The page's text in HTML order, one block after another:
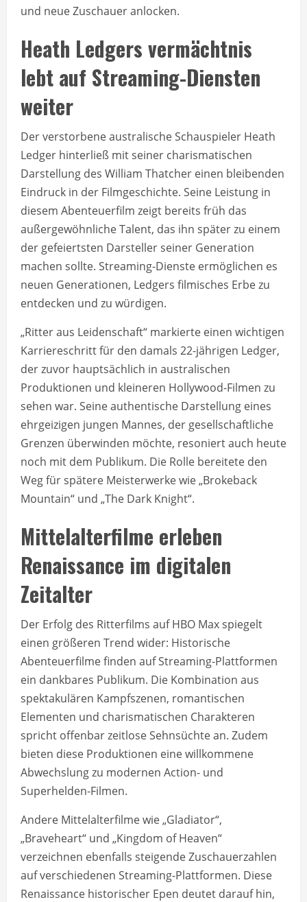
und neue Zuschauer anlocken.
Heath Ledgers vermächtnis
lebt auf Streaming-Diensten
weiter
Der verstorbene australische Schauspieler Heath
Ledger hinterließ mit seiner charismatischen
Darstellung des William Thatcher einen bleibenden
Eindruck in der Filmgeschichte. Seine Leistung in
diesem Abenteuerfilm zeigt bereits früh das
außergewöhnliche Talent, das ihn später zu einem
der gefeiertsten Darsteller seiner Generation
machen sollte. Streaming-Dienste ermöglichen es
neuen Generationen, Ledgers filmisches Erbe zu
entdecken und zu würdigen.
„Ritter aus Leidenschaft“ markierte einen wichtigen
Karriereschritt für den damals 22-jährigen Ledger,
der zuvor hauptsächlich in australischen
Produktionen und kleineren Hollywood-Filmen zu
sehen war. Seine authentische Darstellung eines
ehrgeizigen jungen Mannes, der gesellschaftliche
Grenzen überwinden möchte, resoniert auch heute
noch mit dem Publikum. Die Rolle bereitete den
Weg für spätere Meisterwerke wie „Brokeback
Mountain“ und „The Dark Knight“.
Mittelalterfilme erleben
Renaissance im digitalen
Zeitalter
Der Erfolg des Ritterfilms auf HBO Max spiegelt
einen größeren Trend wider: Historische
Abenteuerfilme finden auf Streaming-Plattformen
ein dankbares Publikum. Die Kombination aus
spektakulären Kampfszenen, romantischen
Elementen und charismatischen Charakteren
spricht offenbar zeitlose Sehnsüchte an. Zudem
bieten diese Produktionen eine willkommene
Abwechslung zu modernen Action- und
Superhelden-Filmen.
Andere Mittelalterfilme wie „Gladiator“,
„Braveheart“ und „Kingdom of Heaven“
verzeichnen ebenfalls steigende Zuschauerzahlen
auf verschiedenen Streaming-Plattformen. Diese
Renaissance historischer Epen deutet darauf hin,